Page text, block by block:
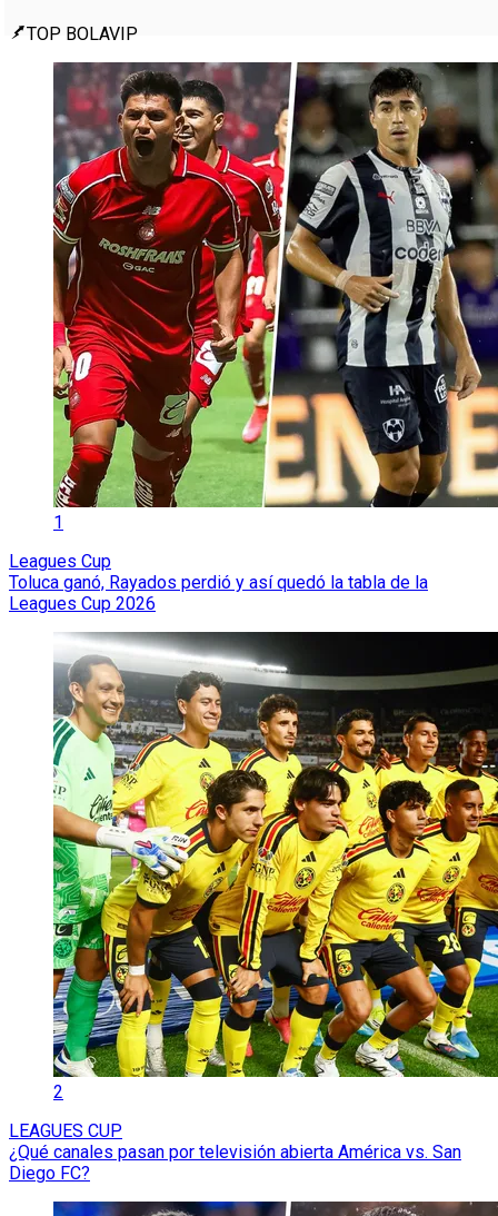
TOP BOLAVIP
1
Leagues Cup
Toluca ganó, Rayados perdió y así quedó la tabla de la
Leagues Cup 2026
2
LEAGUES CUP
¿Qué canales pasan por televisión abierta América vs. San
Diego FC?